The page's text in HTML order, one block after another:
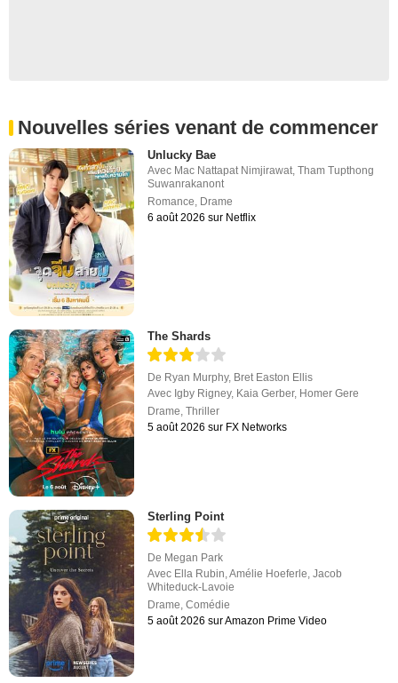
Nouvelles séries venant de commencer
Unlucky Bae
Avec Mac Nattapat Nimjirawat,Tham Tupthong
Suwanrakanont
Romance, Drame
6 août 2026 sur Netflix
The Shards
De Ryan Murphy, Bret Easton Ellis
Avec Igby Rigney, Kaia Gerber, Homer Gere
Drame ,Thriller
5 août 2026 sur FX Networks
Sterling Point
De Megan Park
Avec Ella Rubin,Amélie Hoeferle,Jacob
Whiteduck-Lavoie
Drame,Comédie
5 août 2026 sur Amazon Prime Video